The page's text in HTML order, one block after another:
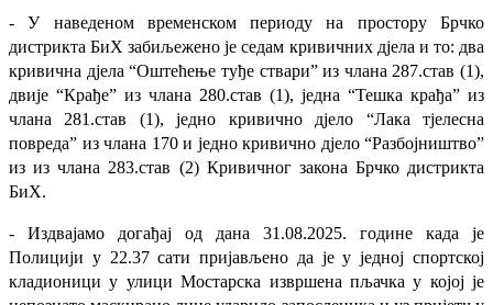
- У наведеном временском периоду на простору Брчко
дистрикта БиХ забиљежено је седам кривичних дјела и то: два
кривична дјела “Оштећење туђе ствари” из члана 287.став (1),
двије “Крађе” из члана 280.став (1), једна “Тешка крађа” из
члана 281.став (1), једно кривично дјело “Лака тјелесна
повреда” из члана 170 и једно кривично дјело “Разбојништво”
изиз члана 283.став (2) Кривичног закона Брчко дистрикта
БиХ.
- Издвајамо догађај од дана 31.08.2025. године када је
Полицији у 22.37 сати пријављено да је у једној спортској
кладионици у улици Мостарска извршена пљачка у којој је